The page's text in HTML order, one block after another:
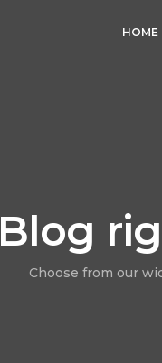
HOME
Blog
Choose from our